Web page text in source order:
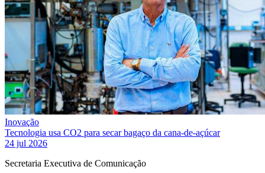
Inovação
Tecnologia usa CO2 para secar bagaço da cana-de-açúcar
24 jul 2026
Secretaria Executiva de Comunicação